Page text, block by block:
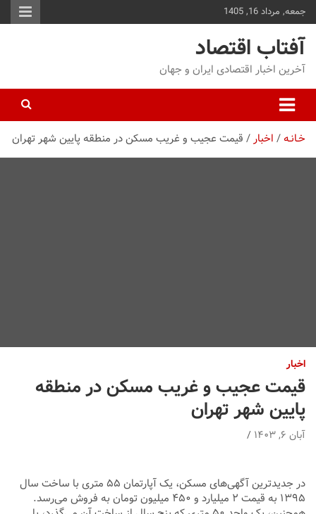
جمعه, مرداد 16, 1405
آفتاب اقتصاد
آخرین اخبار اقتصادی ایران و جهان
خـانـه اخبار قیمت عجیب و غریب مسکن در منطقه پایین شهر تهران
اخبار
قیمت عجیب و غریب مسکن در منطقه
پایین شهر تهران
آبان ۶, ۱۴۰۳
در جدیدترین آگهی‌های مسکن، یک آپارتمان ۵۵ متری با ساخت سال
۱۳۹۵ به قیمت ۲ میلیارد و ۴۵۰ میلیون تومان به فروش می‌رسد.